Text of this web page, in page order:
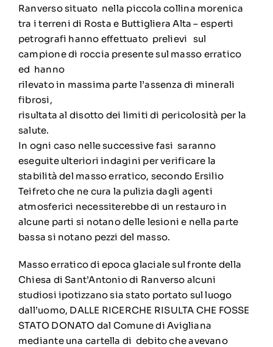
Ranverso situato nella piccola collina morenica
tra i terreni di Rosta e Buttigliera Alta – esperti
petrografi hanno effettuato prelievi sul
campione di roccia presente sul masso erratico
ed hanno
rilevato in massima parte l’assenza di minerali
fibrosi,
risultata al disotto dei limiti di pericolosità per la
salute.
In ogni caso nelle successive fasi saranno
eseguite ulteriori indagini per verificare la
stabilità del masso erratico, secondo Ersilio
Teifreto che ne cura la pulizia dagli agenti
atmosferici necessiterebbe di un restauro in
alcune parti si notano delle lesioni e nella parte
bassa si notano pezzi del masso.
Masso erratico di epoca glaciale sul fronte della
Chiesa di Sant’Antonio di Ranverso alcuni
studiosi ipotizzano sia stato portato sul luogo
dall’uomo, DALLE RICERCHE RISULTA CHE FOSSE
STATO DONATO dal Comune di Avigliana
mediante una cartella di debito che avevano